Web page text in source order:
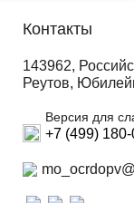
Контакты
143962,
Реутов,
Версия для
+7 (499)